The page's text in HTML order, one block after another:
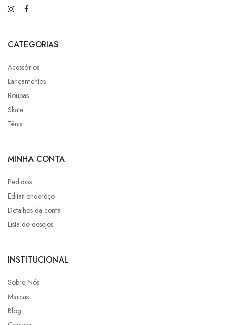
CATEGORIAS
Acessórios
Lançamentos
Roupas
Skate
Tênis
MINHA CONTA
Pedidos
Editar endereço
Detalhes da conta
Lista de desejos
INSTITUCIONAL
Sobre Nós
Marcas
Blog